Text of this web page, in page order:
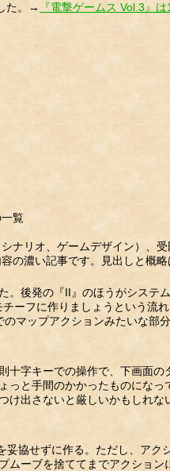
た。→
『電撃ゲームス Vol.3』
覧
ナリオ、ゲームデザイン）、
の濃い記事です。見出しと概略
後発の『II』のほうがシステ
ーフに作りましょうという流
マップアクションみたいな部
字キーでの操作で、下画面の
っと手間のかかったものになっ
け出さないと厳しいかもしれな
協せずに作る。ただし、アク
ムーブを捨ててまでアクション